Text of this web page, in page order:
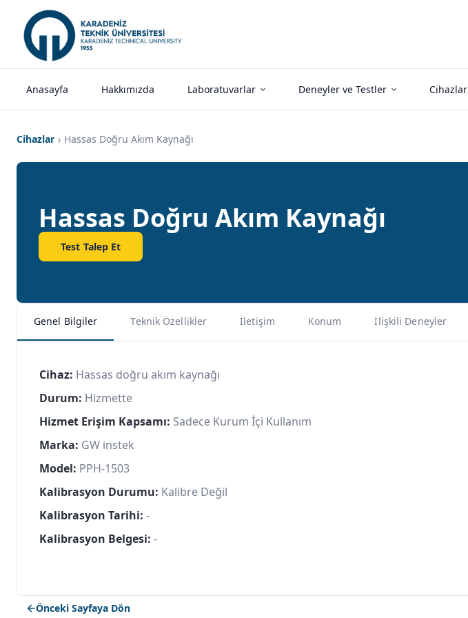
Anasayfa Hakkımızda Laboratuvarlar Deneyler ve Testler Cihazlar
Cihazlar Hassas Doğru Akım Kaynağı
Hassas Doğru Akım Kaynağı
Test Talep Et
Genel Bilgiler Teknik Özellikler İletişim Konum İlişkili Deneyler
Cihaz: Hassas doğru akım kaynağı
Durum: Hizmette
Hizmet Erişim Kapsamı: Sadece Kurum İçi Kullanım
Marka: GW instek
Model: PPH-1503
Kalibrasyon Durumu: Kalibre Değil
Kalibrasyon Tarihi: -
Kalibrasyon Belgesi: -
Önceki Sayfaya Dön